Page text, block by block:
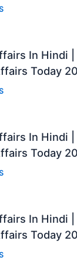
In Hindi
Today
In Hindi |
Today
In Hindi
Today